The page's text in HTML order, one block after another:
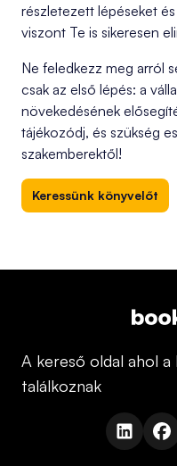
részletezett lépéseket
viszont Te is sikeresen
Ne feledkezz meg arról
csak az első lépés: a
növekedésének
tájékozódj, és szükség
szakemberektől!
Keressünk könyvelőt
A kereső oldal ahol
találkoznak